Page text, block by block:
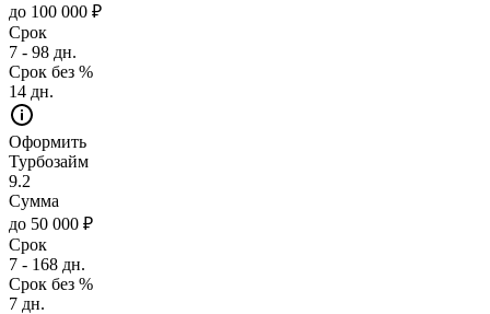
до 100 000 ₽
Срок
7 - 98 дн.
Срок без %
14 дн.
Оформить
Турбозайм
9.2
Сумма
до 50 000 ₽
Срок
7 - 168 дн.
Срок без %
7 дн.